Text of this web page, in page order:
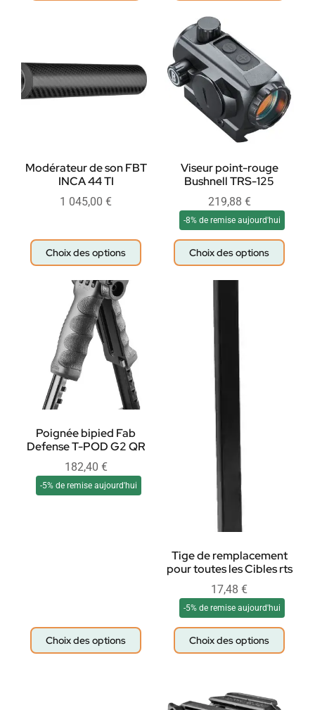
Modérateur de son FBT
INCA 44 TI
1 045,00 €
Choix des options
Viseur point-rouge
Bushnell TRS-125
219,88 €
-8% de remise aujourd'hui
Choix des options
Poignée bipied Fab
Defense T-POD G2 QR
182,40 €
-5% de remise aujourd'hui
Choix des options
Tige de remplacement
pour toutes les Cibles rts
17,48 €
-5% de remise aujourd'hui
Choix des options